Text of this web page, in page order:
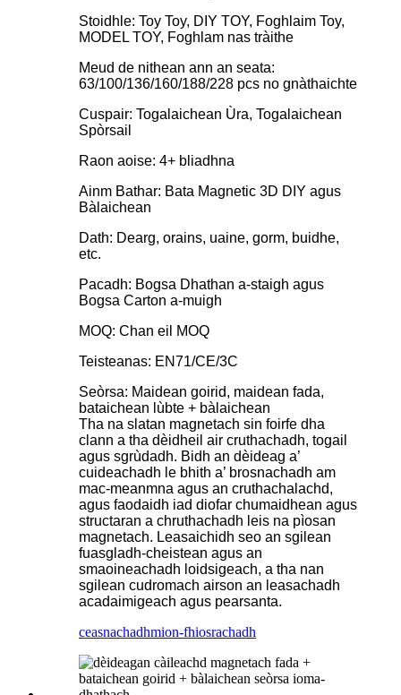
Stoidhle: Toy Toy, DIY TOY, Foghlaim Toy,
MODEL TOY, Foghlam nas tràithe
Meud de nithean ann an seata:
63/100/136/160/188/228 pcs no gnàthaichte
Cuspair: Togalaichean Ùra, Togalaichean
Spòrsail
Raon aoise: 4+ bliadhna
Ainm Bathar: Bata Magnetic 3D DIY agus
Bàlaichean
Dath: Dearg, orains, uaine, gorm, buidhe,
etc.
Pacadh: Bogsa Dhathan a-staigh agus
Bogsa Carton a-muigh
MOQ: Chan eil MOQ
Teisteanas: EN71/CE/3C
Seòrsa: Maidean goirid, maidean fada,
bataichean lùbte + bàlaichean
Tha na slatan magnetach sin foirfe dha
clann a tha dèidheil air cruthachadh, togail
agus sgrùdadh. Bidh an dèideag a’
cuideachadh le bhith a’ brosnachadh am
mac-meanmna agus an cruthachalachd,
agus faodaidh iad diofar chumaidhean agus
structaran a chruthachadh leis na pìosan
magnetach. Leasaichidh seo an sgilean
fuasgladh-cheistean agus an
smaoineachadh loidsigeach, a tha nan
sgilean cudromach airson an leasachadh
acadaimigeach agus pearsanta.
ceasnachadhmion-fhiosrachadh